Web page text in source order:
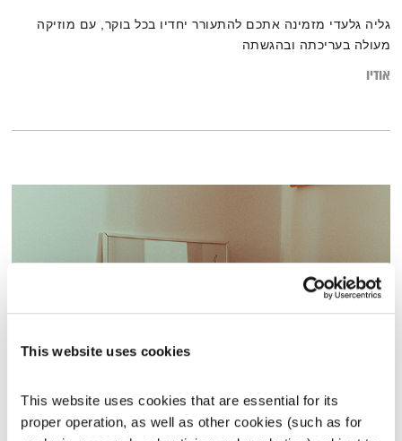
This website uses cookies
This website uses cookies that are essential for its
proper operation, as well as other cookies (such as for
גליה גלעדי מזמינה אתכם להתעורר יחדיו בכל בוקר, עם מוזיקה
מעולה בעריכתה ובהגשתה
אודיו
מנועים קדימה
גלית גורא-עיני